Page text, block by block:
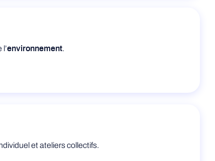
environnement.
et ateliers collectifs.